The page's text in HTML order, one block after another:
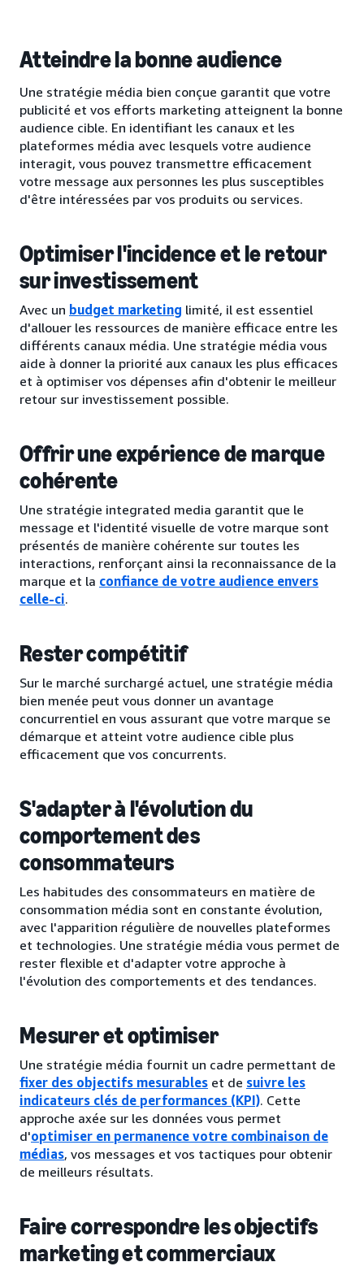
Atteindre la bonne audience
Une stratégie média bien conçue garantit que votre
publicité et vos efforts marketing atteignent la bonne
audience cible. En identifiant les canaux et les
plateformes média avec lesquels votre audience
interagit, vous pouvez transmettre efficacement
votre message aux personnes les plus susceptibles
d'être intéressées par vos produits ou services.
Optimiser l'incidence et le retour
sur investissement
Avec un budget marketing limité, il est essentiel
d'allouer les ressources de manière efficace entre les
différents canaux média. Une stratégie média vous
aide à donner la priorité aux canaux les plus efficaces
et à optimiser vos dépenses afin d'obtenir le meilleur
retour sur investissement possible.
Offrir une expérience de marque
cohérente
Une stratégie integrated media garantit que le
message et l'identité visuelle de votre marque sont
présentés de manière cohérente sur toutes les
interactions, renforçant ainsi la reconnaissance de la
marque et la confiance de votre audience envers
celle-ci.
Rester compétitif
Sur le marché surchargé actuel, une stratégie média
bien menée peut vous donner un avantage
concurrentiel en vous assurant que votre marque se
démarque et atteint votre audience cible plus
efficacement que vos concurrents.
S'adapter à l'évolution du
comportement des
consommateurs
Les habitudes des consommateurs en matière de
consommation média sont en constante évolution,
avec l'apparition régulière de nouvelles plateformes
et technologies. Une stratégie média vous permet de
rester flexible et d'adapter votre approche à
l'évolution des comportements et des tendances.
Mesurer et optimiser
Une stratégie média fournit un cadre permettant de
fixer des objectifs mesurables et de suivre les
indicateurs clés de performances (KPI). Cette
approche axée sur les données vous permet
d'optimiser en permanence votre combinaison de
médias, vos messages et vos tactiques pour obtenir
de meilleurs résultats.
Faire correspondre les objectifs
marketing et commerciaux